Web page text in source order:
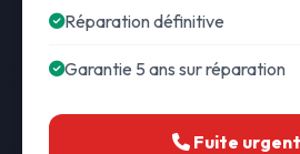
Réparation définitive
Garantie 5 ans sur réparation
Fuite